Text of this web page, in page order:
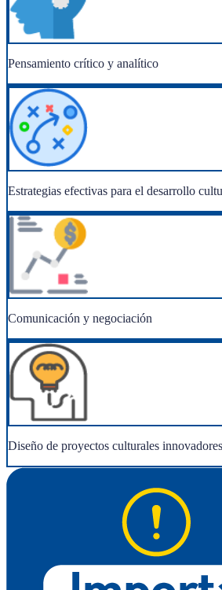
Pensamiento crítico y analítico
Estrategias efectivas para el desarrollo
Comunicación y negociación
Diseño de proyectos culturales innovadores